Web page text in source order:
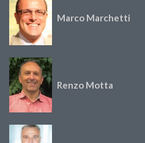
Marco Marchetti
Renzo Motta